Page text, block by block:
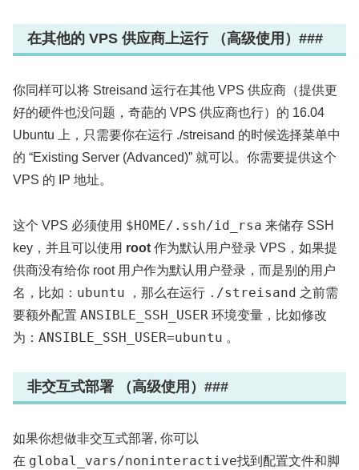
在其他的 VPS 供应商上运行 （高级使用）###
你同样可以将 Streisand 运行在其他 VPS 供应商（提供更
好的硬件也没问题，奇葩的 VPS 供应商也行）的 16.04
Ubuntu 上，只需要你在运行 ./streisand 的时候选择菜单中
的 “Existing Server (Advanced)” 就可以。你需要提供这个
VPS 的 IP 地址。
这个 VPS 必须使用 $HOME/.ssh/id_rsa 来储存 SSH
key，并且可以使用 root 作为默认用户登录 VPS，如果提
供商没有给你 root 用户作为默认用户登录，而是别的用户
名，比如： ubuntu ，那么在运行 ./streisand 之前需
要额外配置 ANSIBLE_SSH_USER 环境变量，比如修改
为： ANSIBLE_SSH_USER=ubuntu 。
非交互式部署 （高级使用）###
如果你想做非交互式部署, 你可以
在 global_vars/noninteractive找到配置文件和脚